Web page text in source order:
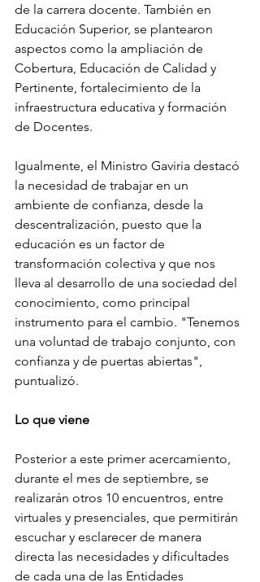
de la carrera docente. También en
Educación Superior, se plantearon
aspectos como la ampliación de
Cobertura, Educación de Calidad y
Pertinente, fortalecimiento de la
infraestructura educativa y formación
de Docentes.
Igualmente, el Ministro Gaviria destacó
la necesidad de trabajar en un
ambiente de confianza, desde la
descentralización, puesto que la
educación es un factor de
transformación colectiva y que nos
lleva al desarrollo de una sociedad del
conocimiento, como principal
instrumento para el cambio. "Tenemos
una voluntad de trabajo conjunto, con
confianza y de puertas abiertas",
puntualizó.
Lo que viene
Posterior a este primer acercamiento,
durante el mes de septiembre, se
realizarán otros 10 encuentros, entre
virtuales y presenciales, que permitirán
escuchar y esclarecer de manera
directa las necesidades y dificultades
de cada una de las Entidades